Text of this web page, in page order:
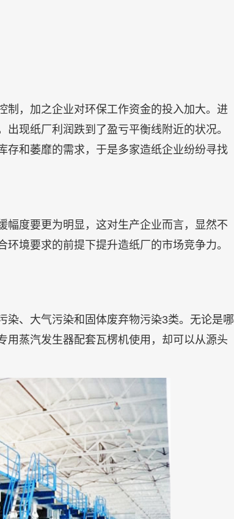
制，加之企业对环保工作资金的投入加大。进
现纸厂利润跌到了盈亏平衡线附近的状况。
存和萎靡的需求，于是多家造纸企业纷纷寻找
幅度要更为明显，这对生产企业而言，显然不
境要求的前提下提升造纸厂的市场竞争力。
染、大气污染和固体废弃物污染3类。无论是哪
用蒸汽发生器配套瓦楞机使用，却可以从源头